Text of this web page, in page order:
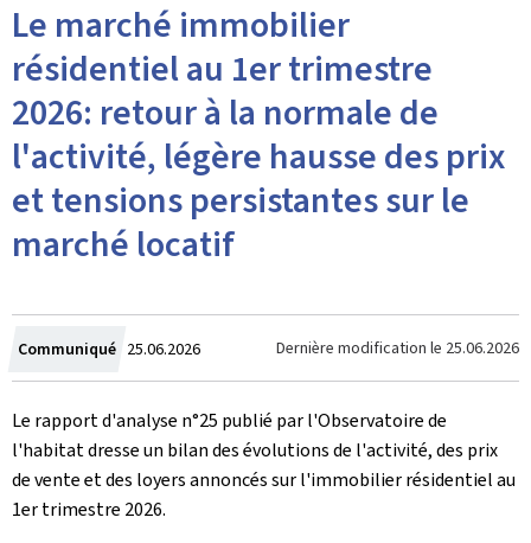
Le marché immobilier
résidentiel au 1er trimestre
2026: retour à la normale de
l'activité, légère hausse des prix
et tensions persistantes sur le
marché locatif
Communiqué Crée
le
25.06.2026 Dernière modification le 25.06.2026
Le rapport d'analyse n°25 publié par l'Observatoire de
l'habitat dresse un bilan des évolutions de l'activité, des prix
de vente et des loyers annoncés sur l'immobilier résidentiel au
1er trimestre 2026.